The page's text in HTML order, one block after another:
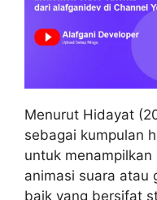
Menurut Hidayat
sebagai kumpulan
untuk
animasi suara atau
baik yang bersifat